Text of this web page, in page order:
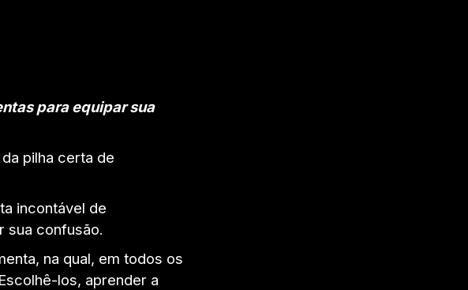
para equipar sua
pilha certa de
incontável de
sua confusão.
na qual, em todos os
los, aprender a